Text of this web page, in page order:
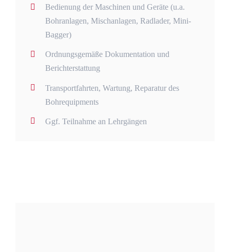
Bedienung der Maschinen und Geräte (u.a.
Bohranlagen, Mischanlagen, Radlader, Mini-
Bagger)
Ordnungsgemäße Dokumentation und
Berichterstattung
Transportfahrten, Wartung, Reparatur des
Bohrequipments
Ggf. Teilnahme an Lehrgängen